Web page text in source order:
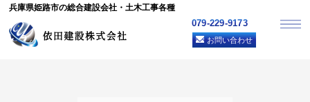
兵庫県姫路市の総合建設会社・土木工事各種
079-229-9173
お問い合わせ